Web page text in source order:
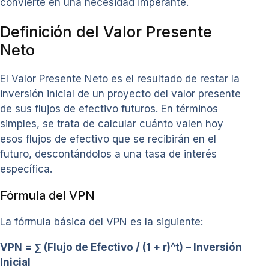
convierte en una necesidad imperante.
Definición del Valor Presente
Neto
El Valor Presente Neto es el resultado de restar la
inversión inicial de un proyecto del valor presente
de sus flujos de efectivo futuros. En términos
simples, se trata de calcular cuánto valen hoy
esos flujos de efectivo que se recibirán en el
futuro, descontándolos a una tasa de interés
específica.
Fórmula del VPN
La fórmula básica del VPN es la siguiente:
VPN = ∑ (Flujo de Efectivo / (1 + r)^t) – Inversión
Inicial